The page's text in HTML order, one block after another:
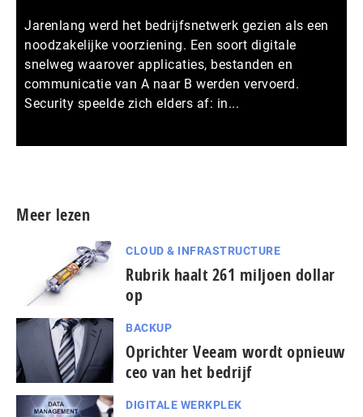
Jarenlang werd het bedrijfsnetwerk gezien als een
noodzakelijke voorziening. Een soort digitale
snelweg waarover applicaties, bestanden en
communicatie van A naar B werden vervoerd.
Security speelde zich elders af: in...
Meer lezen
CLOUD & INFRASTRUCTURE
Rubrik haalt 261 miljoen dollar
op
BACKUP
Oprichter Veeam wordt opnieuw
ceo van het bedrijf
DIGITALE WERKPLEK